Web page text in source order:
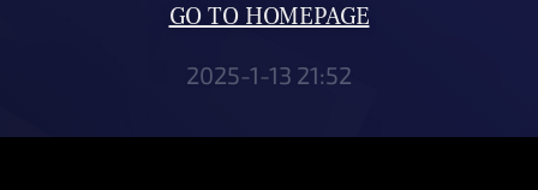
GO TO HOMEPAGE
2025-1-13 21:52